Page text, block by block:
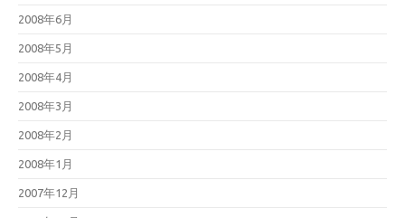
2008年6月
2008年5月
2008年4月
2008年3月
2008年2月
2008年1月
2007年12月